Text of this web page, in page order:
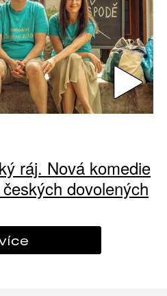
ráj. Nová komedie
dovolených